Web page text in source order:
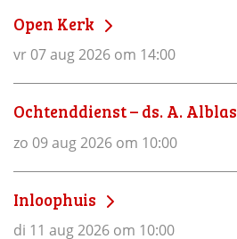
Open Kerk
vr 07 aug 2026 om 14:00
Ochtenddienst – ds. A. Alblas
zo 09 aug 2026 om 10:00
Inloophuis
di 11 aug 2026 om 10:00